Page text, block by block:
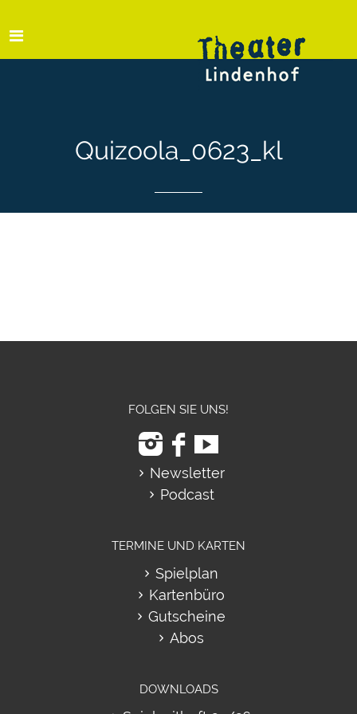
Quizoola_0623_kl
FOLGEN SIE UNS!
Newsletter
Podcast
TERMINE UND KARTEN
Spielplan
Kartenbüro
Gutscheine
Abos
DOWNLOADS